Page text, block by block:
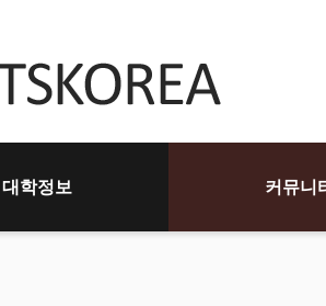
대학정보 커뮤니